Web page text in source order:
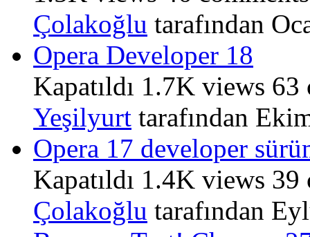
Çolakoğlu tarafından
Opera Developer 18
Kapatıldı 1.7K views 63
Yeşilyurt tarafından
Opera 17 developer
Kapatıldı 1.4K views 39
Çolakoğlu tarafından